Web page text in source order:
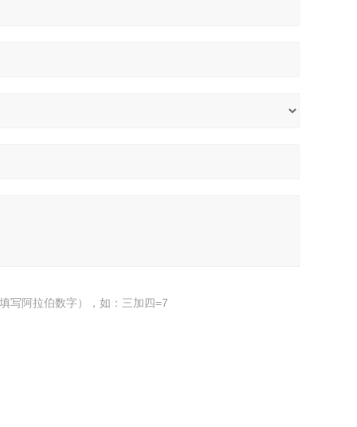
写阿拉伯数字），如：三加四=7